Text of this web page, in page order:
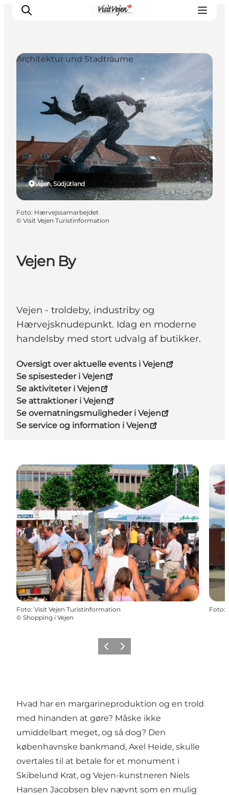
Restaurants
Schlafen
Nature
Städte
Events
Explore
Vejen By
Vejen - troldeby, industriby og
Hærvejsknudepunkt. Idag en moderne
handelsby med stort udvalg af butikker.
Oversigt over aktuelle events i Vejen
Se spisesteder i Vejen
Se aktiviteter i Vejen
Se attraktioner i Vejen
Se overnatningsmuligheder i Vejen
Se service og information i Vejen
Vejen, Südjütland
Architektur und Stadträume
Foto: Hærvejssamarbejdet
© Visit Vejen Turistinformation
Foto: Visit Vejen Turistinformation
© Shopping i Vejen
Foto:
Vorherige Folie
Nächste Folie
Hvad har en margarineproduktion og en trold
med hinanden at gøre? Måske ikke
umiddelbart meget, og så dog? Den
københavnske bankmand, Axel Heide, skulle
overtales til at betale for et monument i
Skibelund Krat, og Vejen-kunstneren Niels
Hansen Jacobsen blev nævnt som en mulig